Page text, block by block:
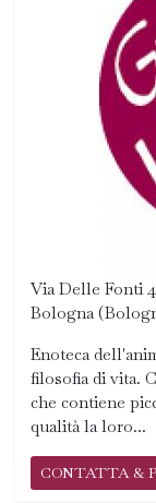
Via Delle Fonti
Bologna
Enoteca
filosofia di vita.
che contiene
qualità la loro...
CONTATTA &